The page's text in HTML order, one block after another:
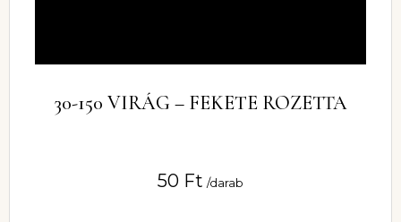
30-150 VIRÁG – FEKETE ROZETTA
50 Ft /darab